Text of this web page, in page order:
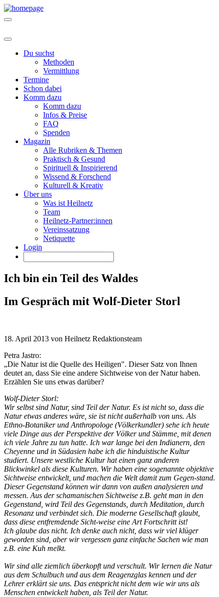
Du suchst
Methoden
Vermittlung
Termine
Schon dabei
Komm dazu
Komm dazu
Infos & Preise
FAQ
Spenden
Magazin
Alle Rubriken & Themen
Praktisch & Gesund
Spirituell & Inspirierend
Wissend & Forschend
Kulturell & Kreativ
Über uns
Was ist Heilnetz
Team
Heilnetz-Partner:innen
Vereinssatzung
Netiquette
Login
Ich bin ein Teil des Waldes
Im Gespräch mit Wolf-Dieter Storl
18. April 2013 von Heilnetz Redaktionsteam
Petra Jastro:
„Die Natur ist die Quelle des Heiligen". Dieser Satz von Ihnen
deutet an, dass Sie eine andere Sichtweise von der Natur haben.
Erzählen Sie uns etwas darüber?
Wolf-Dieter Storl:
Wir selbst sind Natur, sind Teil der Natur. Es ist nicht so, dass die
Natur etwas anderes wäre, sie ist nicht außerhalb von uns. Als
Ethno-Botaniker und Anthropologe (Völkerkundler) sehe ich heute
viele Dinge aus der Perspektive der Völker und Stämme, mit denen
ich viele Jahre zu tun hatte. Ich war lange bei den Indianern, den
Cheyenne und in Südasien habe ich die hinduistische Kultur
studiert. Unsere westliche Kultur hat einen ganz anderen
Blickwinkel als diese Kulturen. Wir haben eine sogenannte objektive
Sichtweise entwickelt, und machen die Welt damit zum Gegen-stand.
Dieser Gegenstand können wir dann von außen analysieren und
messen. Aus der schamanischen Sichtweise z.B. geht man in den
Gegenstand, wird Teil des Gegenstands, durch Meditation, durch
Resonanz und verbindet sich. Die moderne Gesellschaft glaubt,
dass diese entfremdende Sicht-weise eine Art Fortschritt ist!
Ich glaube das nicht. Ich denke auch nicht, dass wir viel klüger
geworden sind, aber wir vergessen ganz einfache Sachen wie man
z.B. eine Kuh melkt.
Wir sind alle ziemlich überkopft und verschult. Wir lernen die Natur
aus dem Schulbuch und aus dem Reagenzglas kennen und der
Lehrer erklärt sie uns. Das entspricht nicht dem wie wir uns als
Menschen entwickelt haben, als Teil der Natur.